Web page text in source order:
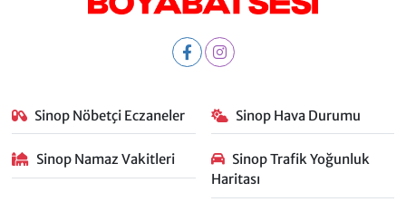
Sinop Nöbetçi Eczaneler Sinop Hava Durumu
Sinop Namaz Vakitleri
Sinop Trafik Yoğunluk
Haritası